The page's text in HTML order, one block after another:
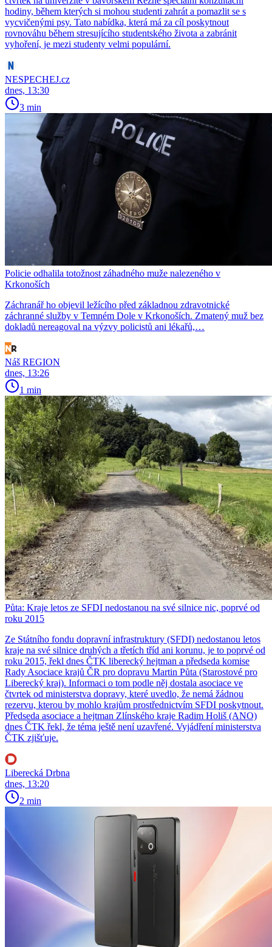
hodiny, během kterých si mohou studenti zahrát a pomazlit se s
vycvičenými psy. Tato nabídka, která má za cíl poskytnout
rovnováhu během stresujícího studentského života a zabránit
vyhoření, je mezi studenty velmi populární.
NESPECHEJ.cz
dnes, 13:30
3 min
Policie odhalila totožnost záhadného muže nalezeného v
Krkonoších
Záchranář ho objevil ležícího před základnou zdravotnické
záchranné služby v Temném Dole v Krkonoších. Zmatený muž bez
dokladů nereagoval na výzvy policistů ani lékařů,…
Náš REGION
dnes, 13:26
1 min
Půta: Kraje letos ze SFDI nedostanou na své silnice nic, poprvé od
roku 2015
Ze Státního fondu dopravní infrastruktury (SFDI) nedostanou letos
kraje na své silnice druhých a třetích tříd ani korunu, je to poprvé od
roku 2015, řekl dnes ČTK liberecký hejtman a předseda komise
Rady Asociace krajů ČR pro dopravu Martin Půta (Starostové pro
Liberecký kraj). Informaci o tom podle něj dostala asociace ve
čtvrtek od ministerstva dopravy, které uvedlo, že nemá žádnou
rezervu, kterou by mohlo krajům prostřednictvím SFDI poskytnout.
Předseda asociace a hejtman Zlínského kraje Radim Holiš (ANO)
dnes ČTK řekl, že téma ještě není uzavřené. Vyjádření ministerstva
ČTK zjišťuje.
Liberecká Drbna
dnes, 13:20
2 min